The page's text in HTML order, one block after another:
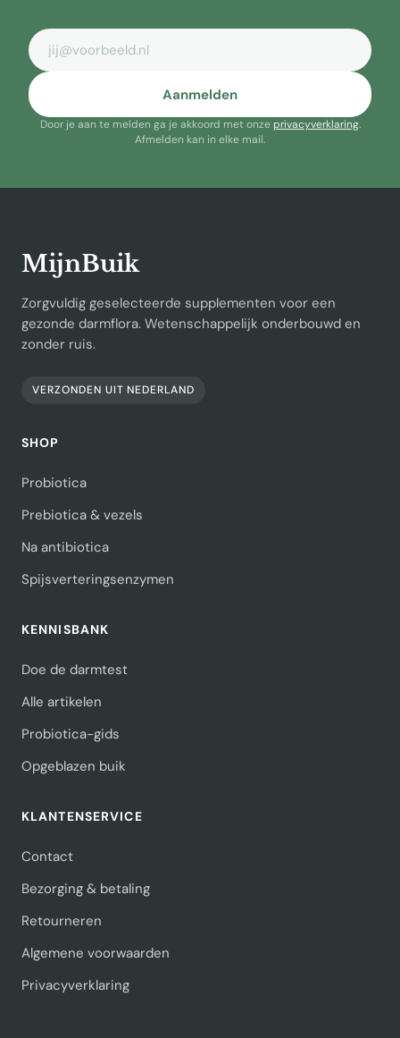
E-mailadres
Aanmelden
Door je aan te melden ga je akkoord met onzeprivacyverklaring.
Afmelden kan in elke mail.
MijnBuik
Zorgvuldig geselecteerde supplementen voor een
gezonde darmflora. Wetenschappelijk onderbouwd en
zonder ruis.
VERZONDEN UIT NEDERLAND
SHOP
Probiotica
Prebiotica & vezels
Na antibiotica
Spijsverteringsenzymen
KENNISBANK
Doe de darmtest
Alle artikelen
Probiotica-gids
Opgeblazen buik
KLANTENSERVICE
Contact
Bezorging & betaling
Retourneren
Algemene voorwaarden
Privacyverklaring